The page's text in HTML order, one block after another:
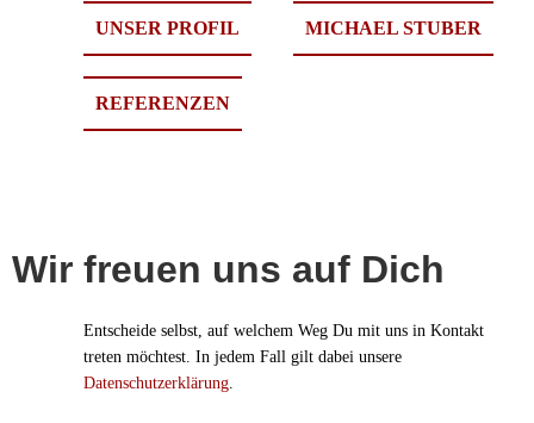
UNSER PROFIL MICHAEL STUBER
REFERENZEN
Wir freuen uns auf Dich
Entscheide selbst, auf welchem Weg Du mit uns in Kontakt
treten möchtest. In jedem Fall gilt dabei unsere
Datenschutzerklärung